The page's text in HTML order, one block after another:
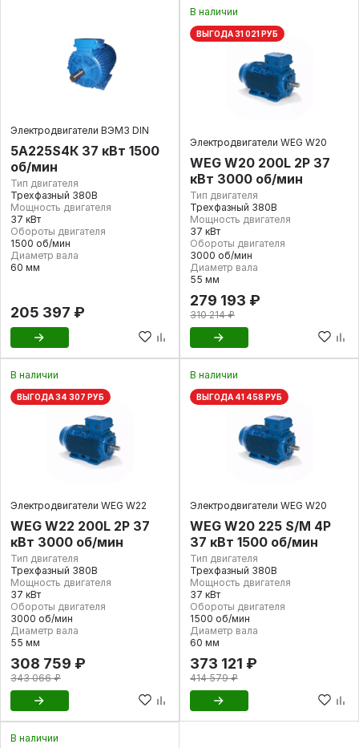
Электродвигатели ВЭМЗ DIN
5А225S4К 37 кВт 1500
об/мин
Тип двигателя
Трехфазный 380В
Мощность двигателя
37 кВт
Обороты двигателя
1500 об/мин
Диаметр вала
60 мм
205 397 ₽
В наличии
ВЫГОДА 31 021 РУБ
Электродвигатели WEG W20
WEG W20 200L 2P 37
кВт 3000 об/мин
Тип двигателя
Трехфазный 380В
Мощность двигателя
37 кВт
Обороты двигателя
3000 об/мин
Диаметр вала
55 мм
279 193 ₽
310 214 ₽
В наличии
ВЫГОДА 34 307 РУБ
Электродвигатели WEG W22
WEG W22 200L 2P 37
кВт 3000 об/мин
Тип двигателя
Трехфазный 380В
Мощность двигателя
37 кВт
Обороты двигателя
3000 об/мин
Диаметр вала
55 мм
308 759 ₽
343 066 ₽
В наличии
ВЫГОДА 41 458 РУБ
Электродвигатели WEG W20
WEG W20 225 S/M 4P
37 кВт 1500 об/мин
Тип двигателя
Трехфазный 380В
Мощность двигателя
37 кВт
Обороты двигателя
1500 об/мин
Диаметр вала
60 мм
373 121 ₽
414 579 ₽
В наличии